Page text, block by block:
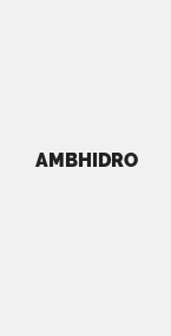
AMBHIDRO